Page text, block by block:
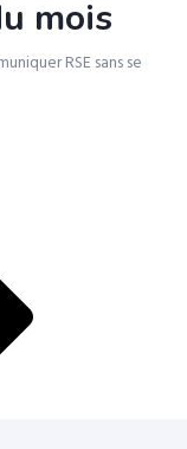
mois
RSE sans se